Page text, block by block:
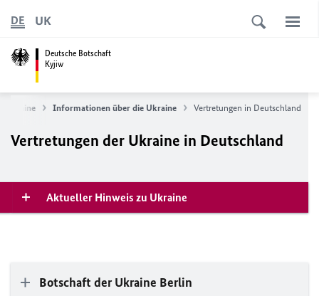
Deutsche Botschaft
Kyjiw
DE UK
Ukraine Informationen über die Ukraine Vertretungen in Deutschland
Vertretungen der Ukraine in Deutschland
Aktueller Hinweis zu Ukraine
Botschaft der Ukraine Berlin